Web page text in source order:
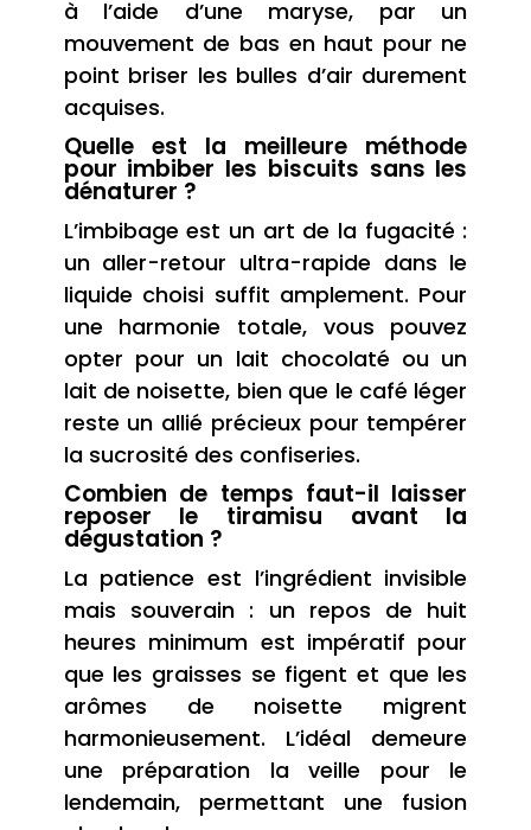
à l’aide d’une maryse, par un
mouvement de bas en haut pour ne
point briser les bulles d’air durement
acquises.
Quelle est la meilleure méthode
pour imbiber les biscuits sans les
dénaturer ?
L’imbibage est un art de la fugacité :
un aller-retour ultra-rapide dans le
liquide choisi suffit amplement. Pour
une harmonie totale, vous pouvez
opter pour un lait chocolaté ou un
lait de noisette, bien que le café léger
reste un allié précieux pour tempérer
la sucrosité des confiseries.
Combien de temps faut-il laisser
reposer le tiramisu avant la
dégustation ?
La patience est l’ingrédient invisible
mais souverain : un repos de huit
heures minimum est impératif pour
que les graisses se figent et que les
arômes de noisette migrent
harmonieusement. L’idéal demeure
une préparation la veille pour le
lendemain, permettant une fusion